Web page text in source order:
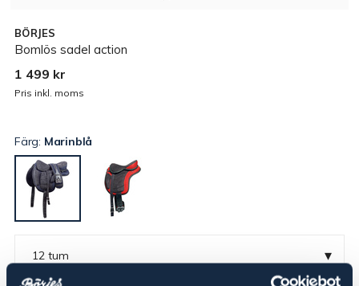
BÖRJES
Bomlös sadel action
1 499 kr
Pris inkl. moms
Färg: Marinblå
12 tum ▾